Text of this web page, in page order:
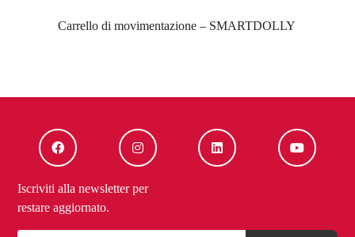
Carrello di movimentazione – SMARTDOLLY
Iscriviti alla newsletter per
restare aggiornato.